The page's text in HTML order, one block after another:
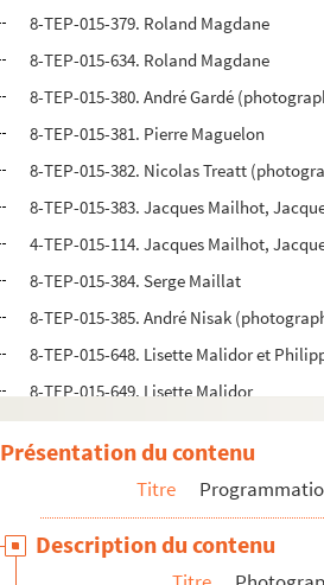
8-TEP-015-379. Roland Magdane
8-TEP-015-634. Roland Magdane
8-TEP-015-380. André Gardé
8-TEP-015-381. Pierre Maguelon
8-TEP-015-382. Nicolas Treatt
8-TEP-015-383. Jacques Mailhot,
4-TEP-015-114. Jacques Mailhot,
8-TEP-015-384. Serge Maillat
8-TEP-015-385. André Nisak
8-TEP-015-648. Lisette Malidor et
8-TEP-015-649. Lisette Malidor
8-TEP-015-386. Gérard Neveu
8-TEP-015-387. Akira Kasahara
8-TEP-015-388. Robert Manuel
8-TEP-015-389. Jean Marais
4-TEP-015-088. Georges Marchal
Présentation du contenu
Titre
Description du contenu